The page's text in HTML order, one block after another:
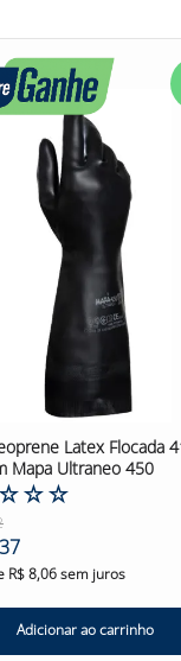
dos
mesmo!
#luvatricotada
Latex Flocada
Mapa Ultraneo 450
☆☆☆
37
R$8,06sem juros
Adicionar ao carrinho